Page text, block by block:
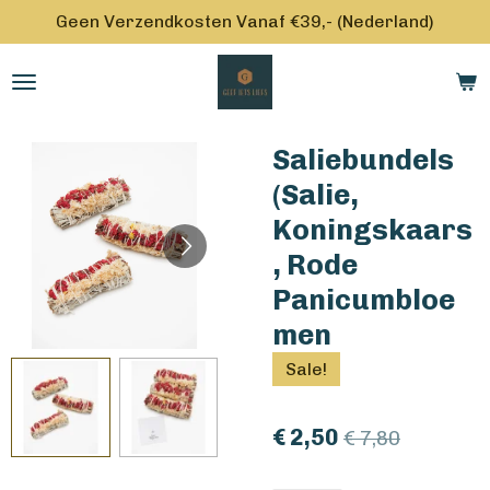
direct
naar
Geen Verzendkosten Vanaf €39,- (Nederland)
Saliebundels
(Salie,
Koningskaars
, Rode
Panicumbloe
men
Sale!
€ 2,50 € 7,80